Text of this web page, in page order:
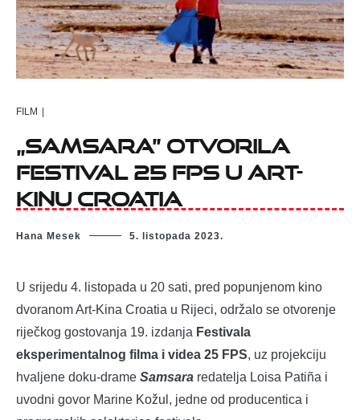
FILM
„Samsara” otvorila
Festival 25 FPS u Art-
kinu Croatia
Hana Mesek 5. listopada 2023.
U srijedu 4. listopada u 20 sati, pred popunjenom kino
dvoranom Art-Kina Croatia u Rijeci, održalo se otvorenje
riječkog gostovanja 19. izdanja Festivala
eksperimentalnog filma i videa 25 FPS, uz projekciju
hvaljene doku-drame Samsara redatelja Loisa Patiña i
uvodni govor Marine Kožul, jedne od producentica i